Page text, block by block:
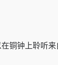
铜钟上聆听